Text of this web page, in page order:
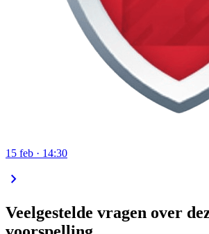
15 feb · 14:30
chevron_right
Veelgestelde vragen over